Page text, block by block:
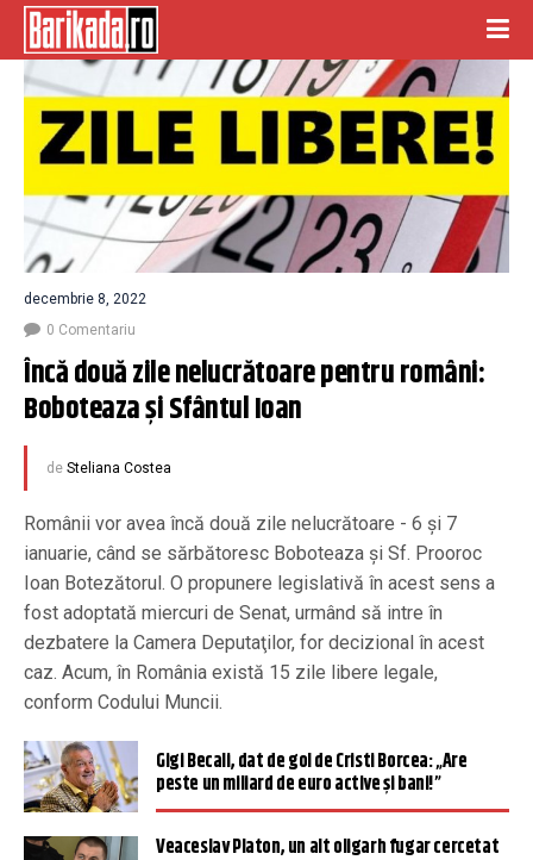
decembrie 8, 2022
0 Comentariu
Încă două zile nelucrătoare pentru români:
Boboteaza și Sfântul Ioan
de Steliana Costea
Românii vor avea încă două zile nelucrătoare - 6 şi 7
ianuarie, când se sărbătoresc Boboteaza şi Sf. Prooroc
Ioan Botezătorul. O propunere legislativă în acest sens a
fost adoptată miercuri de Senat, urmând să intre în
dezbatere la Camera Deputaţilor, for decizional în acest
caz. Acum, în România există 15 zile libere legale,
conform Codului Muncii.
Gigi Becali, dat de gol de Cristi Borcea: „Are
peste un miliard de euro active și bani!”
Veaceslav Platon, un alt oligarh fugar cercetat